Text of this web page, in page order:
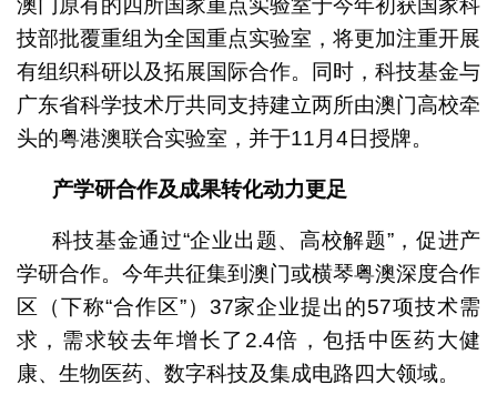
技部批覆重组为全国重点实验室，将更加注重开展
有组织科研以及拓展国际合作。同时，科技基金与
广东省科学技术厅共同支持建立两所由澳门高校牵
头的粤港澳联合实验室，并于11月4日授牌。
产学研合作及成果转化动力更足
科技基金通过“企业出题、高校解题”，促进产
学研合作。今年共征集到澳门或横琴粤澳深度合作
区（下称“合作区”）37家企业提出的57项技术需
求，需求较去年增长了2.4倍，包括中医药大健
康、生物医药、数字科技及集成电路四大领域。